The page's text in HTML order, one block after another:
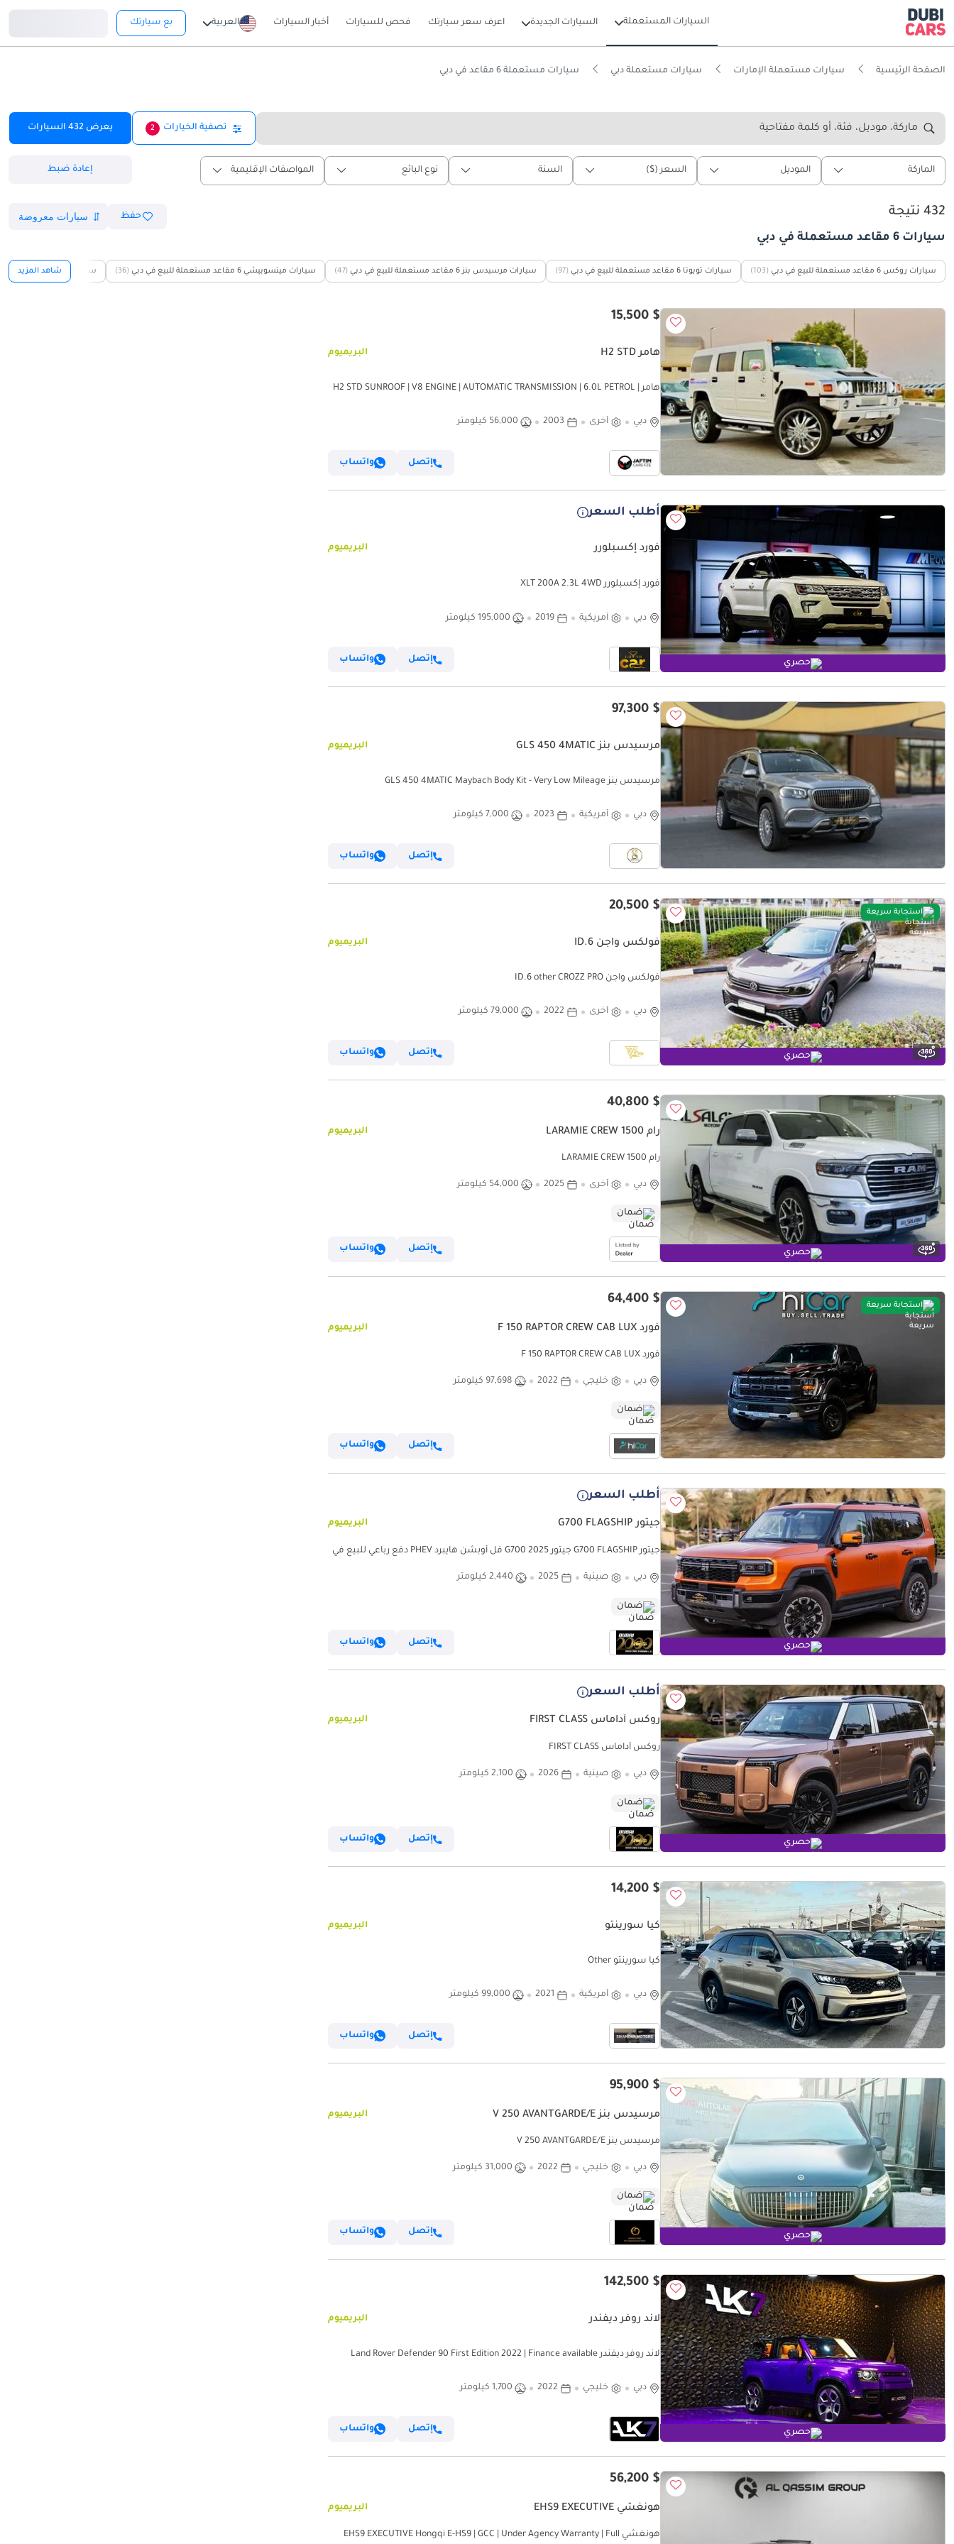
السيارات المستعملة السيارات الجديدة اعرف سعر سيارتك فحص للسيارات أخبار السيارات العربية بع سيارتك
الصفحة الرئيسية سيارات مستعملة الإمارات سيارات مستعملة دبي سيارات مستعملة 6 مقاعد في دبي
ماركة، موديل، فئة، أو كلمة مفتاحية تصفية الخيارات 2 يعرض 432 السيارات
الماركة الموديل السعر ($) السنة نوع البائع المواصفات الإقليمية إعادة ضبط
432 نتيجة حفظ
سيارات 6 مقاعد مستعملة في دبي
سيارات روكس 6 مقاعد مستعملة للبيع في دبي (103) سيارات تويوتا 6 مقاعد مستعملة للبيع في دبي (97) سيارات مرسيدس بنز 6 مقاعد مستعملة للبيع في دبي (47) سيارات ميتسوبيشي 6 مقاعد مستعملة للبيع في دبي (36) سيارات لينك أند كو 6 مقاعد مستعملة للبيع في دبي
شاهد المزيد
$ 15,500
هامر H2 STD البريميوم
هامر H2 STD SUNROOF | V8 ENGINE | AUTOMATIC TRANSMISSION | 6.0L PETROL |
دبي أخرى 2003 56,000 كيلومتر
إتصل واتساب
حصري
أطلب السعر
فورد إكسبلورر البريميوم
فورد إكسبلورر XLT 200A 2.3L 4WD
دبي أمريكية 2019 195,000 كيلومتر
إتصل واتساب
$ 97,300
مرسيدس بنز GLS 450 4MATIC البريميوم
مرسيدس بنز GLS 450 4MATIC Maybach Body Kit - Very Low Mileage
دبي أمريكية 2023 7,000 كيلومتر
إتصل واتساب
استجابة سريعة
حصري
$ 20,500
فولكس واجن ID.6 البريميوم
فولكس واجن ID.6 other CROZZ PRO
دبي أخرى 2022 79,000 كيلومتر
إتصل واتساب
حصري
$ 40,800
رام 1500 LARAMIE CREW البريميوم
رام 1500 LARAMIE CREW
دبي أخرى 2025 54,000 كيلومتر
ضمان
إتصل واتساب
استجابة سريعة $ 64,400
فورد F 150 RAPTOR CREW CAB LUX البريميوم
فورد F 150 RAPTOR CREW CAB LUX
دبي خليجي 2022 97,698 كيلومتر
ضمان
إتصل واتساب
حصري
أطلب السعر
جيتور G700 FLAGSHIP البريميوم
جيتور G700 FLAGSHIP جيتور G700 2025 فل أوبشن هايبرد PHEV دفع رباعي للبيع في
دبي
صينية 2025 2,440 كيلومتر
ضمان
إتصل واتساب
حصري
أطلب السعر
روكس أداماس FIRST CLASS البريميوم
روكس أداماس FIRST CLASS
دبي صينية 2026 2,100 كيلومتر
ضمان
إتصل واتساب
$ 14,200
كيا سورينتو البريميوم
كيا سورينتو Other
دبي أمريكية 2021 99,000 كيلومتر
إتصل واتساب
حصري
$ 95,900
مرسيدس بنز V 250 AVANTGARDE/E البريميوم
مرسيدس بنز V 250 AVANTGARDE/E
دبي خليجي 2022 31,000 كيلومتر
ضمان
إتصل واتساب
حصري
$ 142,500
لاند روفر ديفندر البريميوم
لاند روفر ديفندر Land Rover Defender 90 First Edition 2022 | Finance available
دبي خليجي 2022 1,700 كيلومتر
إتصل واتساب
$ 56,200
هونغشي EHS9 EXECUTIVE البريميوم
هونغشي EHS9 EXECUTIVE Hongqi E-HS9 | GCC | Under Agency Warranty | Full